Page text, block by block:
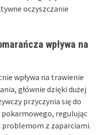
oczyszczanie
wpływa na
wpływa na trawienie
głównie dzięki dużej
przyczynia się do
pokarmowego, regulując
z zaparciami.